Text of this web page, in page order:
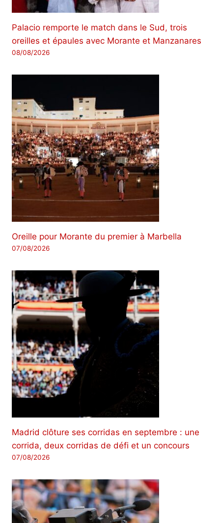
Palacio remporte le match dans le Sud, trois
oreilles et épaules avec Morante et Manzanares
08/08/2026
Oreille pour Morante du premier à Marbella
07/08/2026
Madrid clôture ses corridas en septembre : une
corrida, deux corridas de défi et un concours
07/08/2026